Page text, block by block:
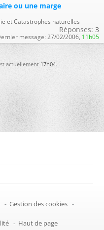
ou une marge
et Catastrophes naturelles
Réponses: 3
message: 27/02/2006, 11h05
actuellement17h04.
- Gestion des cookies -
- Haut de page